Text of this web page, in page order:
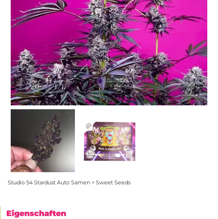
Studio 54 Stardust Auto Samen > Sweet Seeds
Eigenschaften